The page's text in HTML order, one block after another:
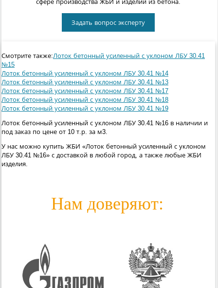
сфере производства ЖБИ и изделий из бетона.
Задать вопрос эксперту
Смотрите также:Лоток бетонный усиленный с уклоном ЛБУ 30.41
№15
Лоток бетонный усиленный с уклоном ЛБУ 30.41 №14
Лоток бетонный усиленный с уклоном ЛБУ 30.41 №13
Лоток бетонный усиленный с уклоном ЛБУ 30.41 №17
Лоток бетонный усиленный с уклоном ЛБУ 30.41 №18
Лоток бетонный усиленный с уклоном ЛБУ 30.41 №19
Лоток бетонный усиленный с уклоном ЛБУ 30.41 №16 в наличии и
под заказ по цене от 10 т.р. за м3.
У нас можно купить ЖБИ «Лоток бетонный усиленный с уклоном
ЛБУ 30.41 №16» с доставкой в любой город, а также любые ЖБИ
изделия.
Нам доверяют: